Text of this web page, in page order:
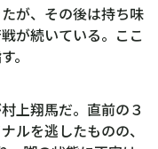
が、その後は持ち味
が続いている。ここ
。
上翔馬だ。直前の３
ルを逃したものの、